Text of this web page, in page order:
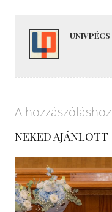
UNIVPÉCS
A hozzászóláshoz
NEKED AJÁNLOTT